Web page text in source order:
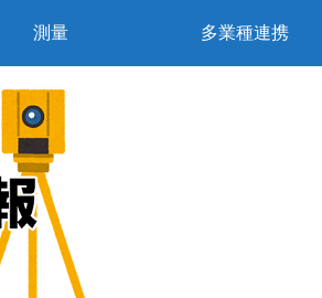
測量 多業種連携